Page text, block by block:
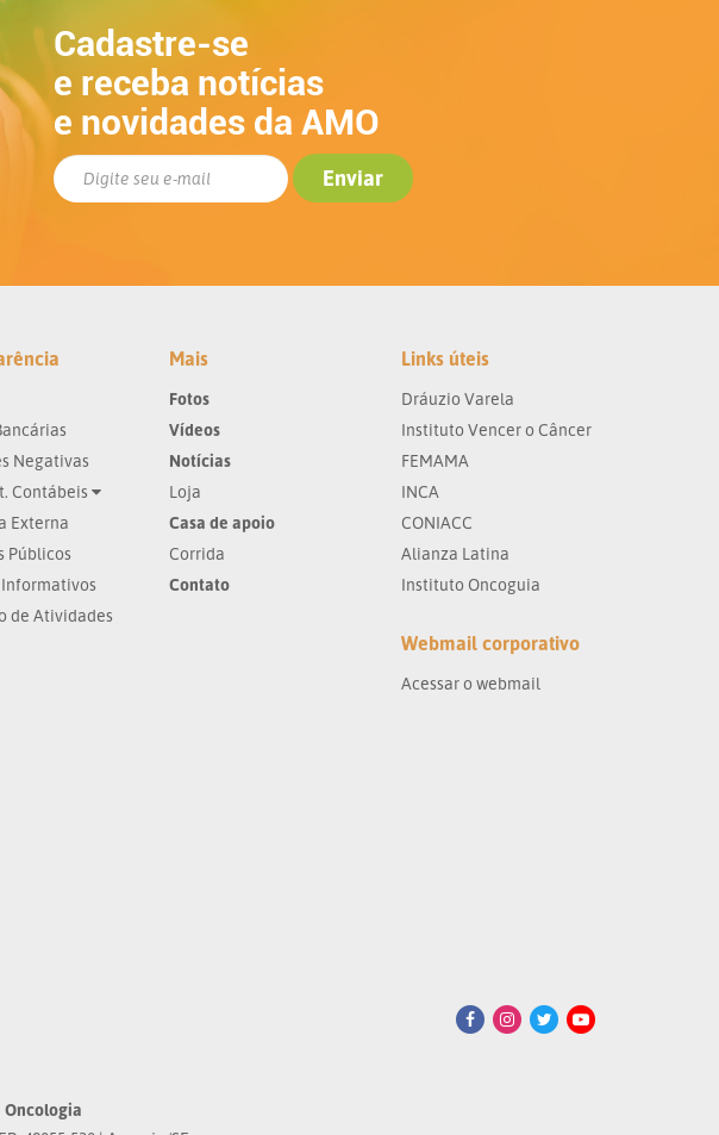
Cadastre-se
e receba notícias
e novidades da AMO
Negativas
Contábeis
Externa
Públicos
de Atividades
Mais
Fotos
Vídeos
Notícias
Loja
Casa de apoio
Corrida
Contato
Links úteis
Dráuzio Varela
Instituto Vencer o Câncer
FEMAMA
INCA
CONIACC
Alianza Latina
Instituto Oncoguia
Webmail corporativo
Acessar o webmail
Oncologia